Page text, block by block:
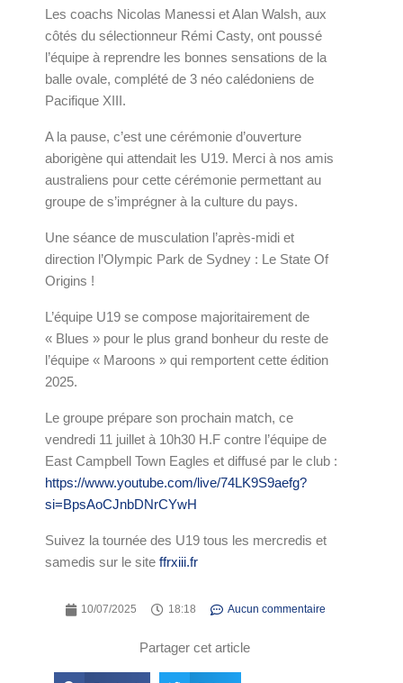
Les coachs Nicolas Manessi et Alan Walsh, aux
côtés du sélectionneur Rémi Casty, ont poussé
l’équipe à reprendre les bonnes sensations de la
balle ovale, complété de 3 néo calédoniens de
Pacifique XIII.
A la pause, c’est une cérémonie d’ouverture
aborigène qui attendait les U19. Merci à nos amis
australiens pour cette cérémonie permettant au
groupe de s’imprégner à la culture du pays.
Une séance de musculation l’après-midi et
direction l’Olympic Park de Sydney : Le State Of
Origins !
L’équipe U19 se compose majoritairement de
« Blues » pour le plus grand bonheur du reste de
l’équipe « Maroons » qui remportent cette édition
2025.
Le groupe prépare son prochain match, ce
vendredi 11 juillet à 10h30 H.F contre l’équipe de
East Campbell Town Eagles et diffusé par le club :
https://www.youtube.com/live/74LK9S9aefg?
si=BpsAoCJnbDNrCYwH
Suivez la tournée des U19 tous les mercredis et
samedis sur le site ffrxiii.fr
10/07/2025 18:18 Aucun commentaire
Partager cet article